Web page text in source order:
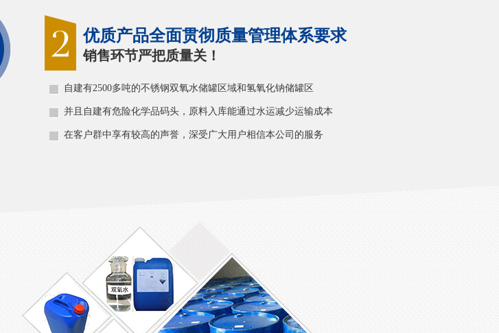
优质产品全面贯彻质量管理体系要求
销售环节严把质量关！
自建有2500多吨的不锈钢双氧水储罐区域和氢氧化钠储罐区
并且自建有危险化学品码头，原料入库能通过水运减少运输成本
在客户群中享有较高的声誉，深受广大用户相信本公司的服务